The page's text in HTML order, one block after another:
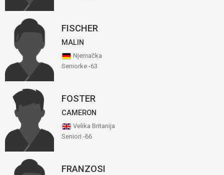
FISCHER
MALIN
Njemačka
Seniorke -63
FOSTER
CAMERON
Velika Britanija
Seniori -66
FRANZOSI